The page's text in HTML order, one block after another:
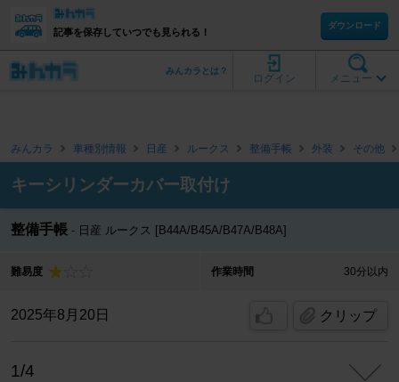
記事を保存していつでも見られる！
ダウンロード
メニュー
ログイン
みんカラとは？
みんカラ 車種別情報 日産 ルークス 整備手帳 外装 その他
キーシリンダーカバー取付け
整備手帳 日産 ルークス [B44A/B45A/B47A/B48A]
難易度 作業時間 30分以内
2025年8月20日 クリップ
1/4